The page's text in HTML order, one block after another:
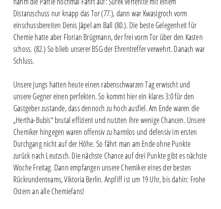
Distanzschuss nur knapp das Tor (77.), dann war Kwasigroch vorm
einschussbereiten Denis Jäpel am Ball (80.). Die beste Gelegenheit für
Chemie hatte aber Florian Brügmann, der frei vorm Tor über den Kasten
schoss. (82.) So blieb unserer BSG der Ehrentreffer verwehrt. Danach war
Schluss.
Unsere Jungs hatten heute einen rabenschwarzen Tag erwischt und
unsere Gegner einen perfekten. So kommt hier ein klares 3:0 für den
Gastgeber zustande, dass dennoch zu hoch ausfiel. Am Ende waren die
„Hertha-Bubis“ brutal effizient und nutzten ihre wenige Chancen. Unsere
Chemiker hingegen waren offensiv zu harmlos und defensiv im ersten
Durchgang nicht auf der Höhe. So fährt man am Ende ohne Punkte
zurück nach Leutzsch. Die nächste Chance auf drei Punkte gibt es nächste
Woche Freitag. Dann empfangen unsere Chemiker eines der besten
Rückrundenteams, Viktoria Berlin. Anpfiff ist um 19 Uhr, bis dahin: Frohe
Ostern an alle Chemiefans!